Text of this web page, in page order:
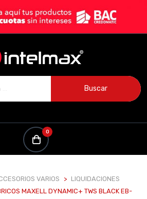
Buscar
0
VARIOS
LIQUIDACIONES
MAXELL DYNAMIC+ TWS BLACK EB-